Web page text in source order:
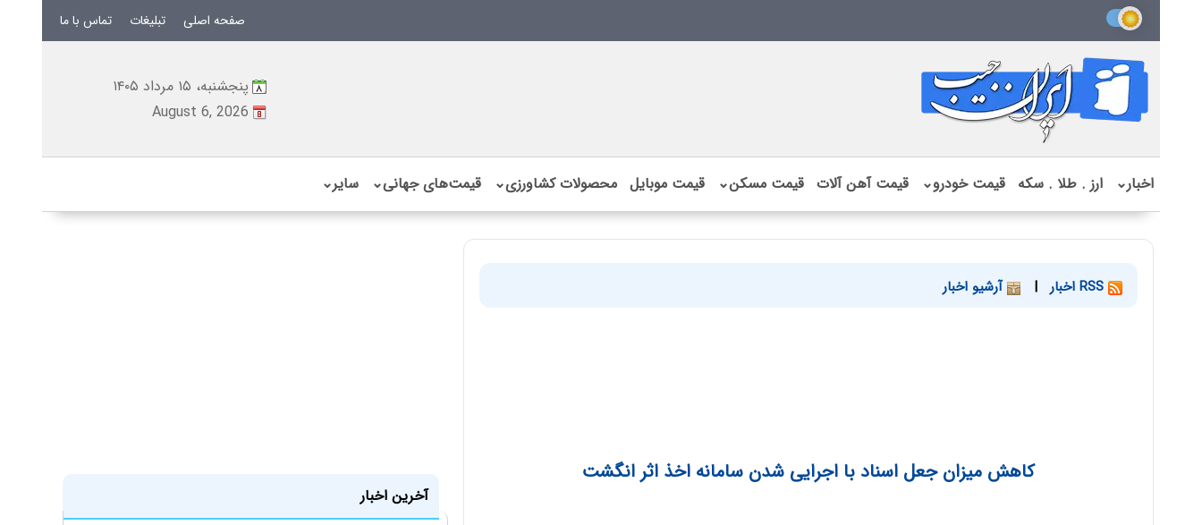
صفحه اصلی تبلیغات تماس با ما
پنجشنبه، ۱۵ مرداد ۱۴۰۵
August 6, 2026
اخبار⌄ ارز . طلا . سکه قیمت خودرو⌄ قیمت آهن آلات قیمت مسکن⌄ قیمت موبایل محصولات کشاورزی⌄ قیمت‌های جهانی⌄ سایر⌄
| آرشیو اخبار
کاهش میزان جعل اسناد با اجرایی شدن سامانه اخذ اثر انگشت
آخرین اخبار